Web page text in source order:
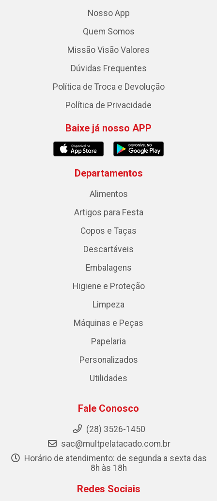
Nosso App
Quem Somos
Missão Visão Valores
Dúvidas Frequentes
Política de Troca e Devolução
Política de Privacidade
Baixe já nosso APP
Departamentos
Alimentos
Artigos para Festa
Copos e Taças
Descartáveis
Embalagens
Higiene e Proteção
Limpeza
Máquinas e Peças
Papelaria
Personalizados
Utilidades
Fale Conosco
(28) 3526-1450
sac@multpelatacado.com.br
Horário de atendimento: de segunda a sexta das
8h às 18h
Redes Sociais